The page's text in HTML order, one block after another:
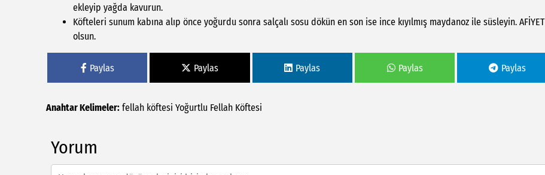
ekleyip yağda kavurun.
Köfteleri sunum kabına alıp önce yoğurdu sonra salçalı sosu dökün en son ise ince kıyılmış maydanoz ile süsleyin. AFİYET
olsun.
Paylas Paylas Paylas Paylas Paylas
Anahtar Kelimeler: fellah köftesi Yoğurtlu Fellah Köftesi
Yorum